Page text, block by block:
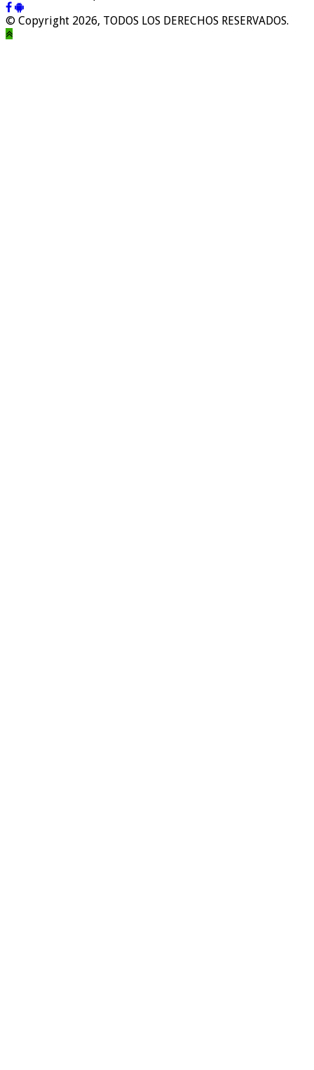
© Copyright 2026, TODOS LOS DERECHOS RESERVADOS.